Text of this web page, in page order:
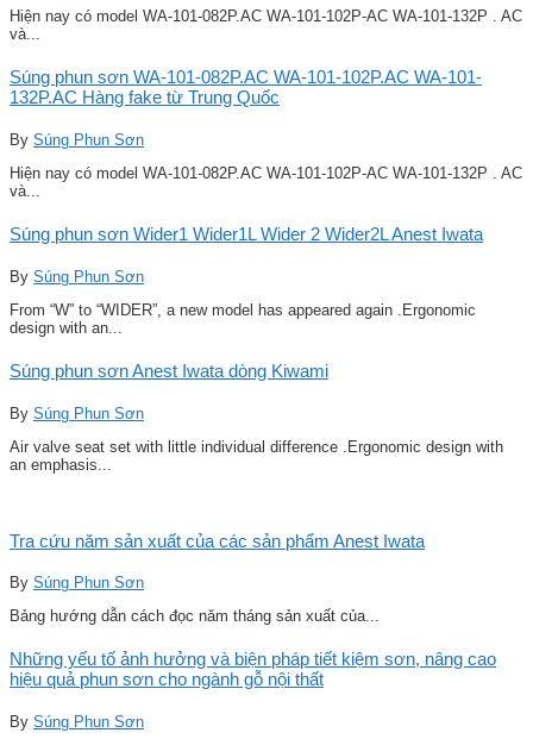
Hiện nay có model WA-101-082P.AC WA-101-102P-AC WA-101-132P . AC
và...
Súng phun sơn WA-101-082P.AC WA-101-102P.AC WA-101-
132P.AC Hàng fake từ Trung Quốc
By Súng Phun Sơn
Hiện nay có model WA-101-082P.AC WA-101-102P-AC WA-101-132P . AC
và...
Súng phun sơn Wider1 Wider1L Wider 2 Wider2L Anest Iwata
By Súng Phun Sơn
From “W” to “WIDER”, a new model has appeared again .Ergonomic
design with an...
Súng phun sơn Anest Iwata dòng Kiwami
By Súng Phun Sơn
Air valve seat set with little individual difference .Ergonomic design with
an emphasis...
Tra cứu năm sản xuất của các sản phẩm Anest Iwata
By Súng Phun Sơn
Bảng hướng dẫn cách đọc năm tháng sản xuất của...
Những yếu tố ảnh hưởng và biện pháp tiết kiệm sơn, nâng cao
hiệu quả phun sơn cho ngành gỗ nội thất
By Súng Phun Sơn